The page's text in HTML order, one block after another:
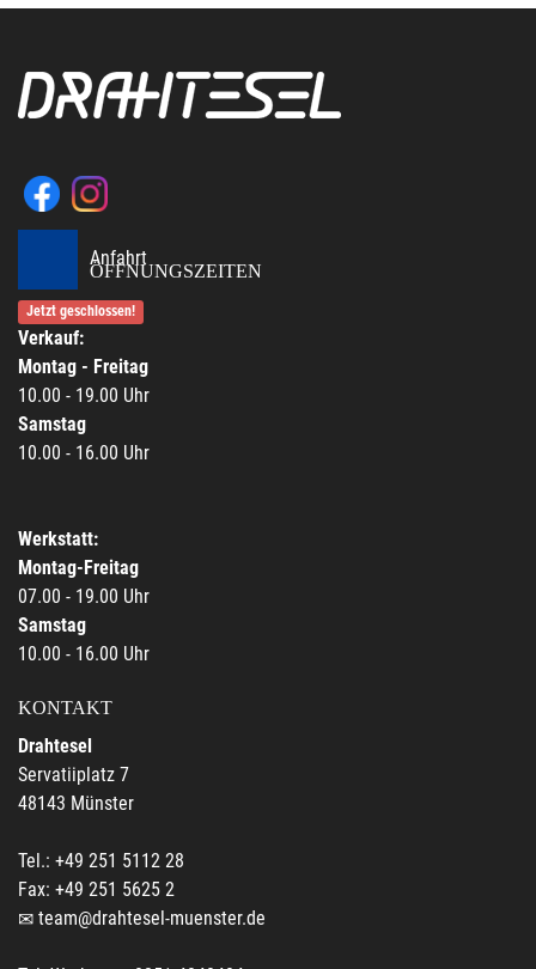
Anfahrt
ÖFFNUNGSZEITEN
Jetzt geschlossen!
Verkauf:
Montag - Freitag
10.00 - 19.00 Uhr
Samstag
10.00 - 16.00 Uhr
Werkstatt:
Montag-Freitag
07.00 - 19.00 Uhr
Samstag
10.00 - 16.00 Uhr
KONTAKT
Drahtesel
Servatiiplatz 7
48143 Münster
Tel.: +49 251 5112 28
Fax: +49 251 5625 2
team@drahtesel-muenster.de